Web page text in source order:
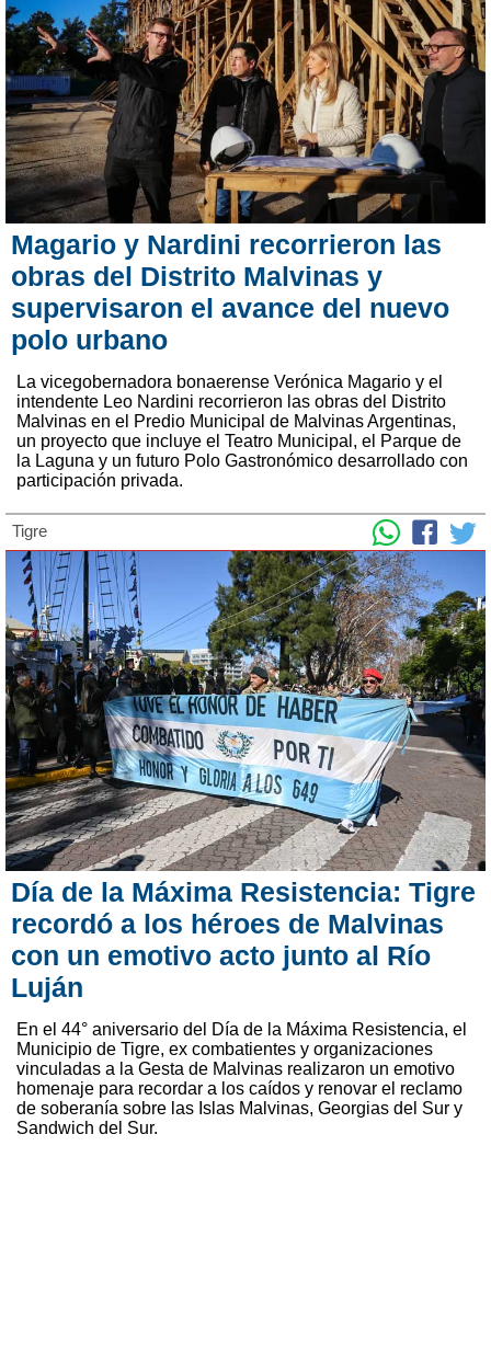
Magario y Nardini recorrieron las
obras del Distrito Malvinas y
supervisaron el avance del nuevo
polo urbano
La vicegobernadora bonaerense Verónica Magario y el
intendente Leo Nardini recorrieron las obras del Distrito
Malvinas en el Predio Municipal de Malvinas Argentinas,
un proyecto que incluye el Teatro Municipal, el Parque de
la Laguna y un futuro Polo Gastronómico desarrollado con
participación privada.
Tigre
Día de la Máxima Resistencia: Tigre
recordó a los héroes de Malvinas
con un emotivo acto junto al Río
Luján
En el 44° aniversario del Día de la Máxima Resistencia, el
Municipio de Tigre, ex combatientes y organizaciones
vinculadas a la Gesta de Malvinas realizaron un emotivo
homenaje para recordar a los caídos y renovar el reclamo
de soberanía sobre las Islas Malvinas, Georgias del Sur y
Sandwich del Sur.